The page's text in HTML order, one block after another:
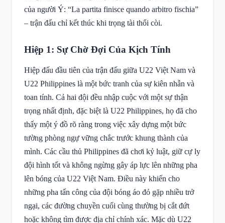
của người Ý: “La partita finisce quando arbitro fischia”
– trận đấu chỉ kết thúc khi trọng tài thổi còi.
Hiệp 1: Sự Chờ Đợi Của Kịch Tính
Hiệp đấu đầu tiên của trận đấu giữa U22 Việt Nam và
U22 Philippines là một bức tranh của sự kiên nhẫn và
toan tính. Cả hai đội đều nhập cuộc với một sự thận
trọng nhất định, đặc biệt là U22 Philippines, họ đã cho
thấy một ý đồ rõ ràng trong việc xây dựng một bức
tường phòng ngự vững chắc trước khung thành của
mình. Các cầu thủ Philippines đã chơi kỷ luật, giữ cự ly
đội hình tốt và không ngừng gây áp lực lên những pha
lên bóng của U22 Việt Nam. Điều này khiến cho
những pha tấn công của đội bóng áo đỏ gặp nhiều trở
ngại, các đường chuyền cuối cùng thường bị cắt đứt
hoặc không tìm được địa chỉ chính xác. Mặc dù U22